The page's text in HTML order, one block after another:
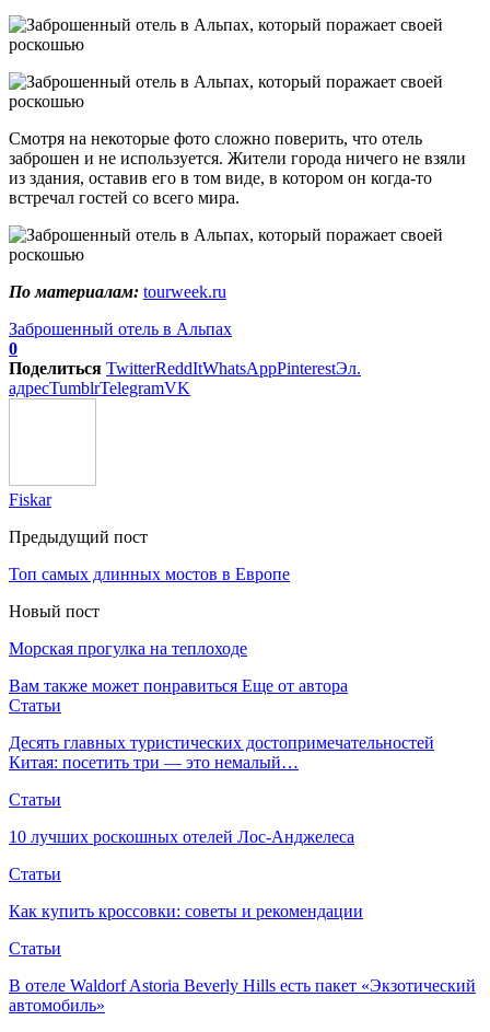
Смотря на некоторые фото сложно поверить, что отель
заброшен и не используется. Жители города ничего не взяли
из здания, оставив его в том виде, в котором он когда-то
встречал гостей со всего мира.
По материалам: tourweek.ru
Заброшенный отель в Альпах
0
Поделиться TwitterReddItWhatsAppPinterestЭл.
адресTumblrTelegramVK
Fiskar
Предыдущий пост
Топ самых длинных мостов в Европе
Новый пост
Морская прогулка на теплоходе
Вам также может понравиться Еще от автора
Статьи
Десять главных туристических достопримечательностей
Китая: посетить три — это немалый…
Статьи
10 лучших роскошных отелей Лос-Анджелеса
Статьи
Как купить кроссовки: советы и рекомендации
Статьи
В отеле Waldorf Astoria Beverly Hills есть пакет «Экзотический
автомобиль»